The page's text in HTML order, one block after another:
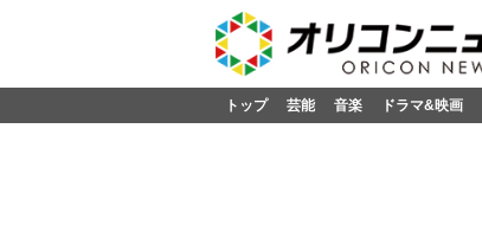
トップ 芸能 音楽 ドラマ&映画